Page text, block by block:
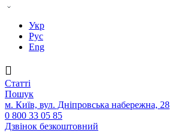
Укр
Рус
Eng
Статтi
Пошук
м. Київ, вул. Дніпровська набережна, 28
0 800 33 05 85
Дзвінок безкоштовний